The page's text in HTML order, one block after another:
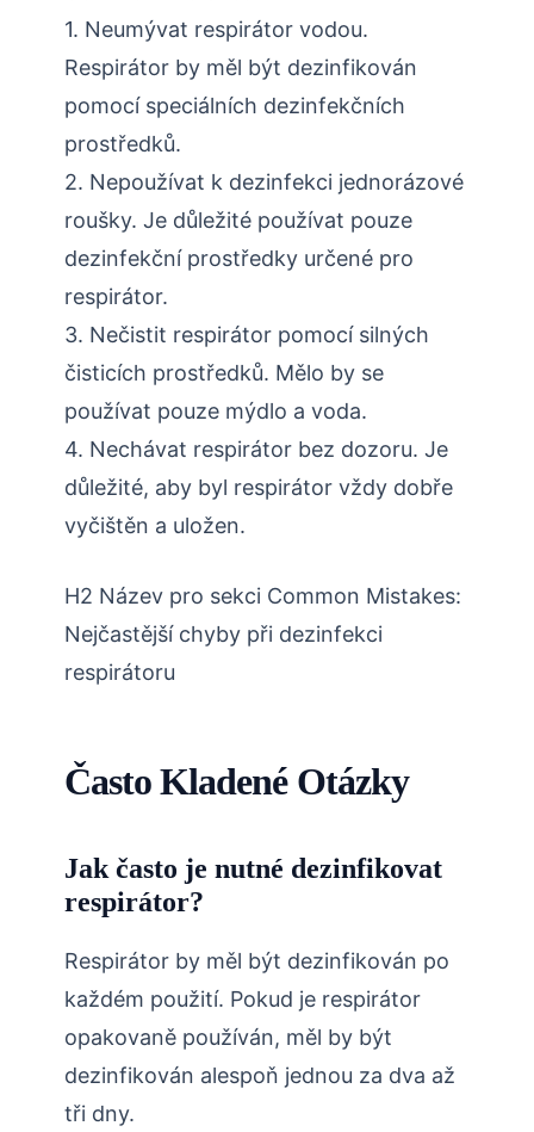
1. Neumývat respirátor vodou.
Respirátor by měl být dezinfikován
pomocí speciálních dezinfekčních
prostředků.
2. Nepoužívat k dezinfekci jednorázové
roušky. Je důležité používat pouze
dezinfekční prostředky určené pro
respirátor.
3. Nečistit respirátor pomocí silných
čisticích prostředků. Mělo by se
používat pouze mýdlo a voda.
4. Nechávat respirátor bez dozoru. Je
důležité, aby byl respirátor vždy dobře
vyčištěn a uložen.
H2 Název pro sekci Common Mistakes:
Nejčastější chyby při dezinfekci
respirátoru
Často Kladené Otázky
Jak často je nutné dezinfikovat
respirátor?
Respirátor by měl být dezinfikován po
každém použití. Pokud je respirátor
opakovaně používán, měl by být
dezinfikován alespoň jednou za dva až
tři dny.